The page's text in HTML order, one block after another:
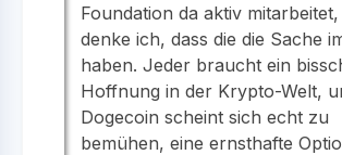
Foundation da aktiv
denke ich, dass die die Sache
haben. Jeder braucht ein
Hoffnung in der Krypto-Welt,
Dogecoin scheint sich echt zu
bemühen, eine ernsthafte